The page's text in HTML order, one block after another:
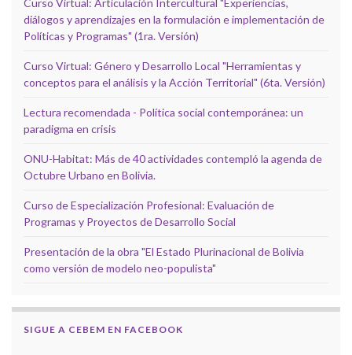
diálogos y aprendizajes en la formulación e implementación de
Políticas y Programas" (1ra. Versión)
Curso Virtual: Género y Desarrollo Local "Herramientas y
conceptos para el análisis y la Acción Territorial" (6ta. Versión)
Lectura recomendada - Política social contemporánea: un
paradigma en crisis
ONU-Habitat: Más de 40 actividades contempló la agenda de
Octubre Urbano en Bolivia.
Curso de Especialización Profesional: Evaluación de
Programas y Proyectos de Desarrollo Social
Presentación de la obra "El Estado Plurinacional de Bolivia
como versión de modelo neo-populista"
SIGUE A CEBEM EN FACEBOOK